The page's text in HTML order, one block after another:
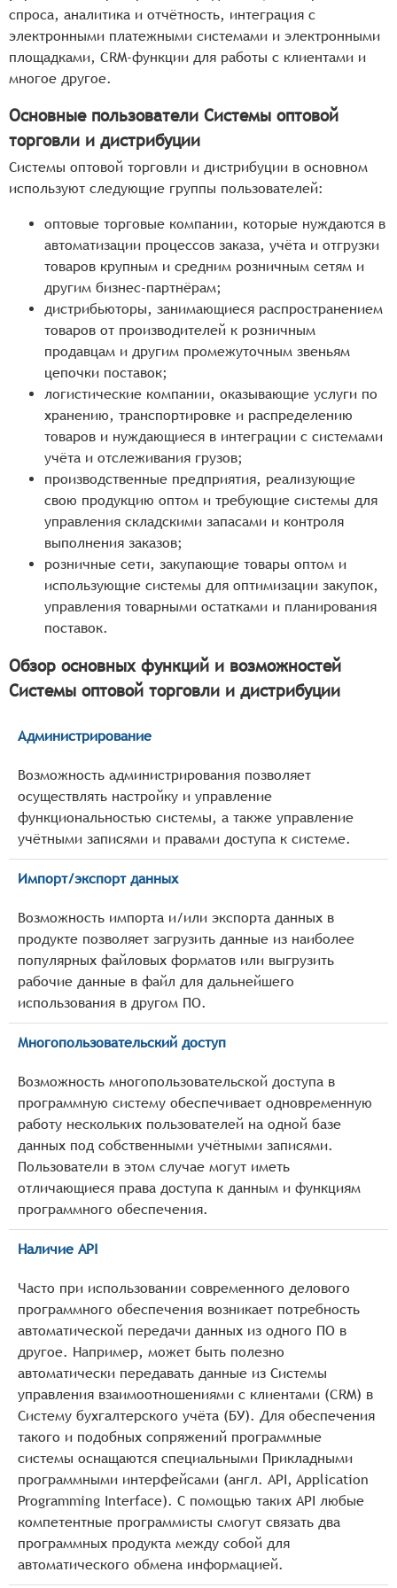
спроса, аналитика и отчётность, интеграция с
электронными платежными системами и электронными
площадками, CRM-функции для работы с клиентами и
многое другое.
Основные пользователи Системы оптовой
торговли и дистрибуции
Системы оптовой торговли и дистрибуции в основном
используют следующие группы пользователей:
оптовые торговые компании, которые нуждаются в
автоматизации процессов заказа, учёта и отгрузки
товаров крупным и средним розничным сетям и
другим бизнес-партнёрам;
дистрибьюторы, занимающиеся распространением
товаров от производителей к розничным
продавцам и другим промежуточным звеньям
цепочки поставок;
логистические компании, оказывающие услуги по
хранению, транспортировке и распределению
товаров и нуждающиеся в интеграции с системами
учёта и отслеживания грузов;
производственные предприятия, реализующие
свою продукцию оптом и требующие системы для
управления складскими запасами и контроля
выполнения заказов;
розничные сети, закупающие товары оптом и
использующие системы для оптимизации закупок,
управления товарными остатками и планирования
поставок.
Обзор основных функций и возможностей
Системы оптовой торговли и дистрибуции
Администрирование
Возможность администрирования позволяет
осуществлять настройку и управление
функциональностью системы, а также управление
учётными записями и правами доступа к системе.
Импорт/экспорт данных
Возможность импорта и/или экспорта данных в
продукте позволяет загрузить данные из наиболее
популярных файловых форматов или выгрузить
рабочие данные в файл для дальнейшего
использования в другом ПО.
Многопользовательский доступ
Возможность многопользовательской доступа в
программную систему обеспечивает одновременную
работу нескольких пользователей на одной базе
данных под собственными учётными записями.
Пользователи в этом случае могут иметь
отличающиеся права доступа к данным и функциям
программного обеспечения.
Наличие API
Часто при использовании современного делового
программного обеспечения возникает потребность
автоматической передачи данных из одного ПО в
другое. Например, может быть полезно
автоматически передавать данные из Системы
управления взаимоотношениями с клиентами (CRM) в
Систему бухгалтерского учёта (БУ). Для обеспечения
такого и подобных сопряжений программные
системы оснащаются специальными Прикладными
программными интерфейсами (англ. API, Application
Programming Interface). С помощью таких API любые
компетентные программисты смогут связать два
программных продукта между собой для
автоматического обмена информацией.